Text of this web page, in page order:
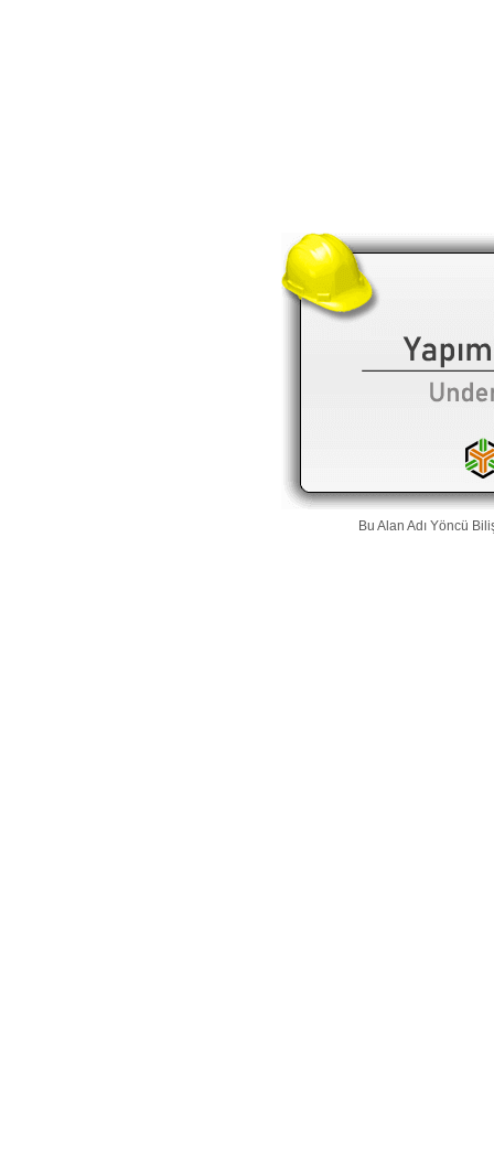
Bu Alan Adı Yöncü